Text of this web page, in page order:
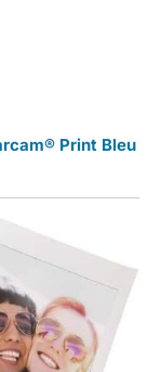
Print Bleu